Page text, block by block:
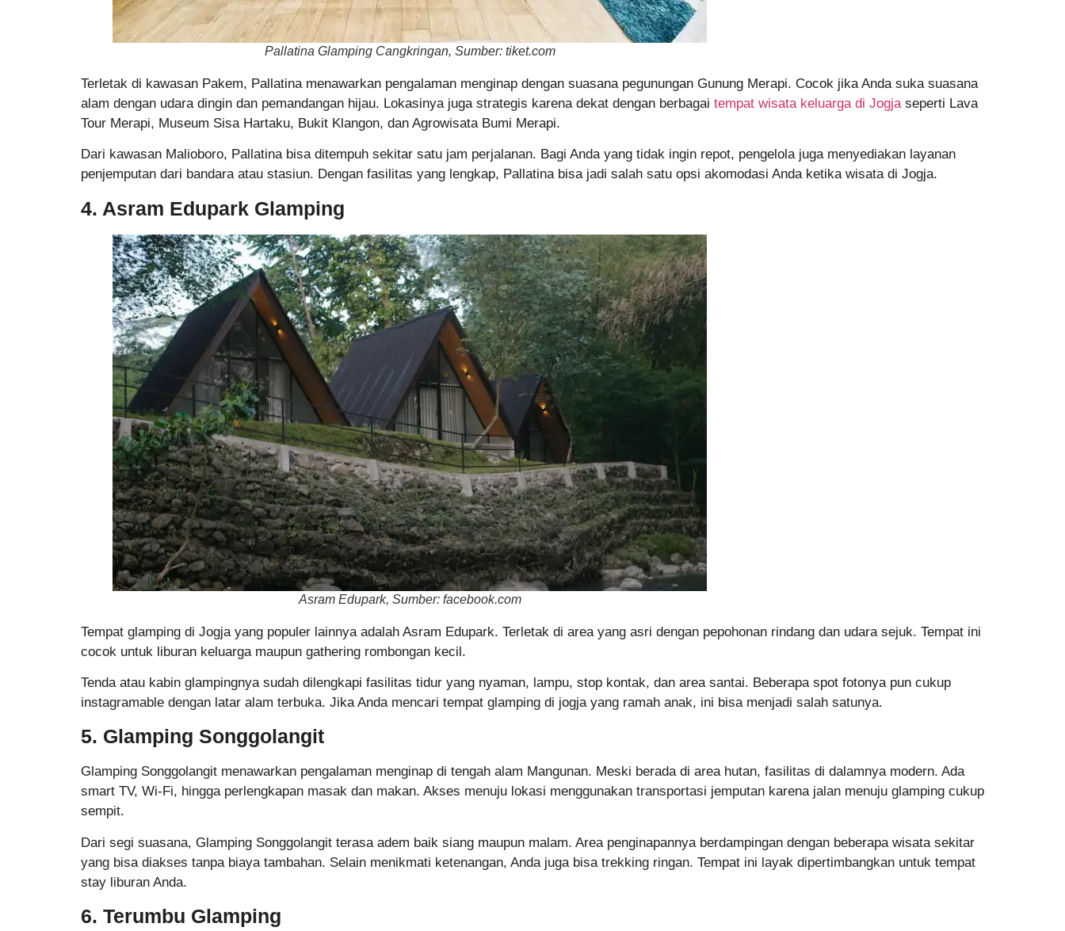
Pallatina Glamping Cangkringan, Sumber: tiket.com
Terletak di kawasan Pakem, Pallatina menawarkan pengalaman menginap dengan suasana pegunungan Gunung Merapi. Cocok jika Anda suka suasana
alam dengan udara dingin dan pemandangan hijau. Lokasinya juga strategis karena dekat dengan berbagai tempat wisata keluarga di Jogja seperti Lava
Tour Merapi, Museum Sisa Hartaku, Bukit Klangon, dan Agrowisata Bumi Merapi.
Dari kawasan Malioboro, Pallatina bisa ditempuh sekitar satu jam perjalanan. Bagi Anda yang tidak ingin repot, pengelola juga menyediakan layanan
penjemputan dari bandara atau stasiun. Dengan fasilitas yang lengkap, Pallatina bisa jadi salah satu opsi akomodasi Anda ketika wisata di Jogja.
4. Asram Edupark Glamping
Asram Edupark, Sumber: facebook.com
Tempat glamping di Jogja yang populer lainnya adalah Asram Edupark. Terletak di area yang asri dengan pepohonan rindang dan udara sejuk. Tempat ini
cocok untuk liburan keluarga maupun gathering rombongan kecil.
Tenda atau kabin glampingnya sudah dilengkapi fasilitas tidur yang nyaman, lampu, stop kontak, dan area santai. Beberapa spot fotonya pun cukup
instagramable dengan latar alam terbuka. Jika Anda mencari tempat glamping di jogja yang ramah anak, ini bisa menjadi salah satunya.
5. Glamping Songgolangit
Glamping Songgolangit menawarkan pengalaman menginap di tengah alam Mangunan. Meski berada di area hutan, fasilitas di dalamnya modern. Ada
smart TV, Wi-Fi, hingga perlengkapan masak dan makan. Akses menuju lokasi menggunakan transportasi jemputan karena jalan menuju glamping cukup
sempit.
Dari segi suasana, Glamping Songgolangit terasa adem baik siang maupun malam. Area penginapannya berdampingan dengan beberapa wisata sekitar
yang bisa diakses tanpa biaya tambahan. Selain menikmati ketenangan, Anda juga bisa trekking ringan. Tempat ini layak dipertimbangkan untuk tempat
stay liburan Anda.
6. Terumbu Glamping